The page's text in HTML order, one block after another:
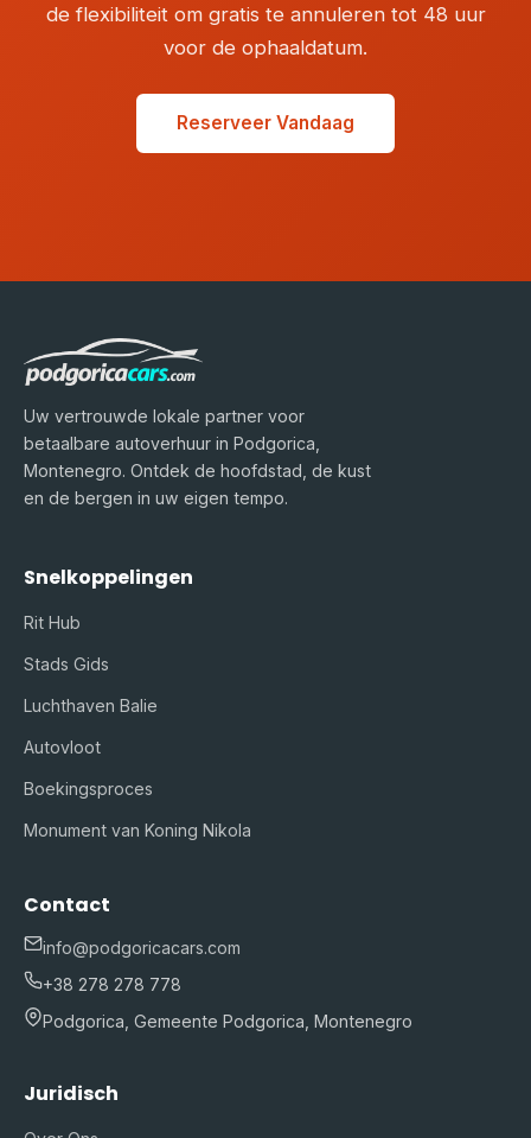
de flexibiliteit om gratis te annuleren tot 48 uur
voor de ophaaldatum.
Reserveer Vandaag
Uw vertrouwde lokale partner voor
betaalbare autoverhuur in Podgorica,
Montenegro. Ontdek de hoofdstad, de kust
en de bergen in uw eigen tempo.
Snelkoppelingen
Rit Hub
Stads Gids
Luchthaven Balie
Autovloot
Boekingsproces
Monument van Koning Nikola
Contact
info@podgoricacars.com
+38 278 278 778
Podgorica, Gemeente Podgorica, Montenegro
Juridisch